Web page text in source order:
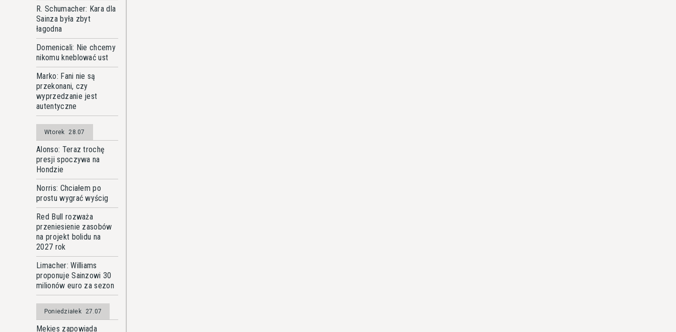
R. Schumacher: Kara dla
Sainza była zbyt
łagodna
Domenicali: Nie chcemy
nikomu kneblować ust
Marko: Fani nie są
przekonani, czy
wyprzedzanie jest
autentyczne
Wtorek 28.07
Alonso: Teraz trochę
presji spoczywa na
Hondzie
Norris: Chciałem po
prostu wygrać wyścig
Red Bull rozważa
przeniesienie zasobów
na projekt bolidu na
2027 rok
Limacher: Williams
proponuje Sainzowi 30
milionów euro za sezon
Poniedziałek 27.07
Mekies zapowiada